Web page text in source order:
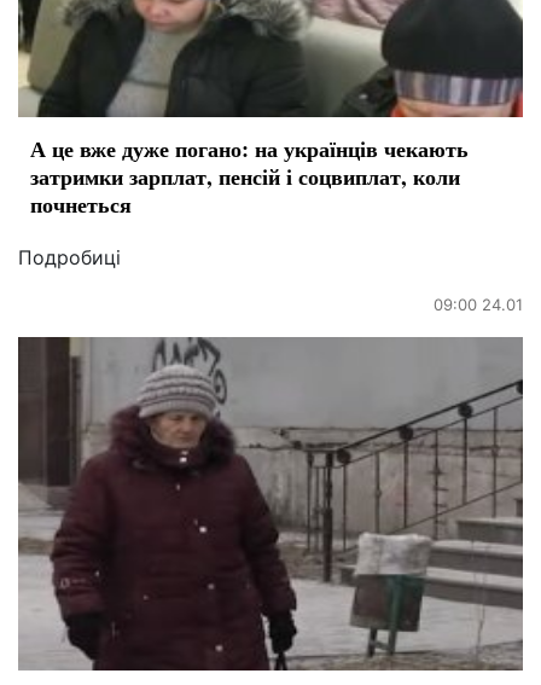
А це вже дуже погано: на українців чекають
затримки зарплат, пенсій і соцвиплат, коли
почнеться
Подробиці
09:00 24.01